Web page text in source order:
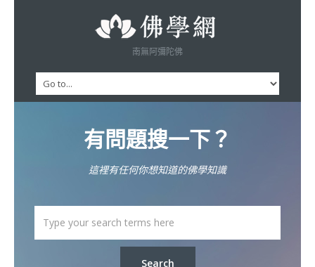
南無阿彌陀佛
有問題搜一下？
這裡有任何你想知道的佛學知識